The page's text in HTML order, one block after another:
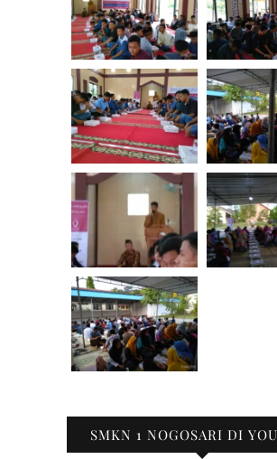
SMKN 1 NOGOSARI DI